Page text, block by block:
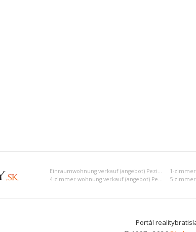
Einraumwohnung verkauf (angebot) Pezinok
4-zimmer-wohnung verkauf (angebot) Pezinok
Portál